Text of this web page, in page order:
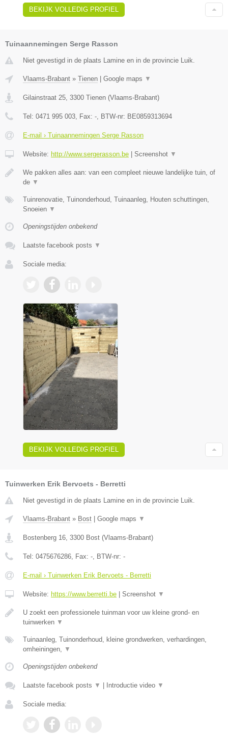
BEKIJK VOLLEDIG PROFIEL
Tuinaannemingen Serge Rasson
Niet gevestigd in de plaats Lamine en in de provincie Luik.
Vlaams-Brabant » Tienen Google maps ▼
Gilainstraat 25, 3300 Tienen (Vlaams-Brabant)
Tel: 0471 995 003, Fax: -, BTW-nr: BE0859313694
E-mail › Tuinaannemingen Serge Rasson
Website: http://www.sergerasson.be Screenshot ▼
We pakken alles aan: van een compleet nieuwe landelijke tuin, of
de ▼
Tuinrenovatie, Tuinonderhoud, Tuinaanleg, Houten schuttingen,
Snoeien ▼
Openingstijden onbekend
Laatste facebook posts ▼
Sociale media:
BEKIJK VOLLEDIG PROFIEL
Tuinwerken Erik Bervoets - Berretti
Niet gevestigd in de plaats Lamine en in de provincie Luik.
Vlaams-Brabant » Bost Google maps ▼
Bostenberg 16 3300 Bost (Vlaams-Brabant)
Tel: 0475676286 , Fax: - , BTW-nr: -
E-mail › Tuinwerken Erik Bervoets - Berretti
Website: https://www.berretti.be Screenshot ▼
U zoekt een professionele tuinman voor uw kleine grond- en
tuinwerken ▼
Tuinaanleg, Tuinonderhoud, kleine grondwerken, verhardingen,
omheiningen,
▼
Openingstijden onbekend
Laatste facebook posts ▼ Introductie video ▼
Sociale media: